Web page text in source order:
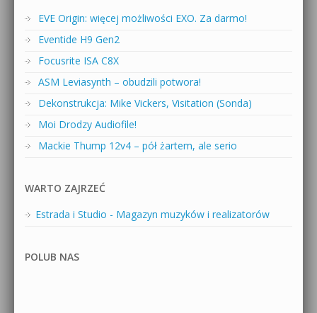
EVE Origin: więcej możliwości EXO. Za darmo!
Eventide H9 Gen2
Focusrite ISA C8X
ASM Leviasynth – obudzili potwora!
Dekonstrukcja: Mike Vickers, Visitation (Sonda)
Moi Drodzy Audiofile!
Mackie Thump 12v4 – pół żartem, ale serio
WARTO ZAJRZEĆ
Estrada i Studio - Magazyn muzyków i realizatorów
POLUB NAS